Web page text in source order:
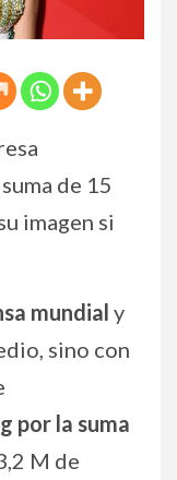
de 15
imagen si
mundial y
sino con
por la suma
M de